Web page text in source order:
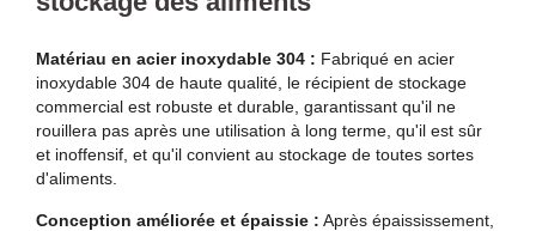
Matériau en acier inoxydable 304 : Fabriqué en acier
inoxydable 304 de haute qualité, le récipient de stockage
commercial est robuste et durable, garantissant qu'il ne
rouillera pas après une utilisation à long terme, qu'il est sûr
et inoffensif, et qu'il convient au stockage de toutes sortes
d'aliments.
Conception améliorée et épaissie : Après épaississement,